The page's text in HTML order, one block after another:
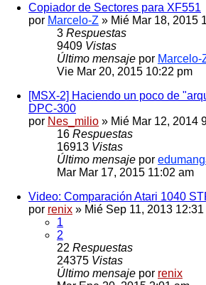
Copiador de Sectores para XF551
por Marcelo-Z » Mié Mar 18, 2015
3 Respuestas
9409 Vistas
Último mensaje por Marcelo-
Vie Mar 20, 2015 10:22 pm
[MSX-2] Haciendo un poco de
DPC-300
por Nes_milio » Mié Mar 12, 2014
16 Respuestas
16913 Vistas
Último mensaje por
Mar Mar 17, 2015 11:02 am
Video: Comparación Atari 1040
por renix » Mié Sep 11, 2013 12:31
1
2
22 Respuestas
24375 Vistas
Último mensaje por renix